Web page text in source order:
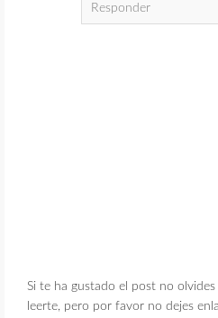
Responder
Si te ha gustado el post no
leerte, pero por favor no dejes